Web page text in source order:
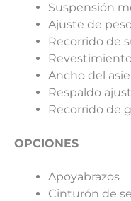
Suspensión
Ajuste de
Recorrido de
Ancho del
Respaldo
Recorrido de
OPCIONES
Apoyabrazos
Cinturón de